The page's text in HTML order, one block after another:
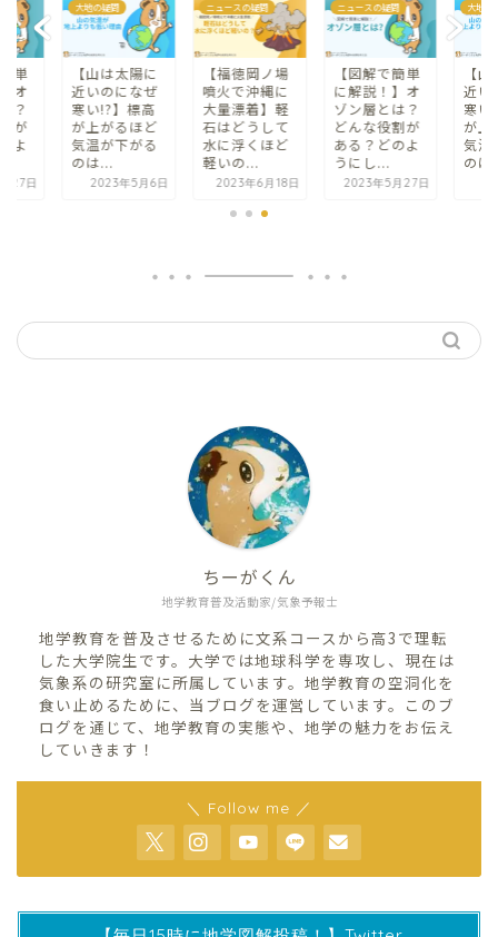
単
オ
？
が
よ
27日
大地の疑問
【山は太陽に
近いのになぜ
寒い!?】標高
が上がるほど
気温が下がる
のは...
2023年5月6日
ニュースの疑問
【福徳岡ノ場
噴火で沖縄に
大量漂着】軽
石はどうして
水に浮くほど
軽いの...
2023年6月18日
ニュースの疑問
【図解で簡単
に解説！】オ
ゾン層とは？
どんな役割が
ある？どのよ
うにし...
2023年5月27日
大地の
【
近い
寒い
が上
気温
のは
地学教育普及活動家/気象予報士
ちーがくん
地学教育を普及させるために文系コースから高3で理転
した大学院生です。大学では地球科学を専攻し、現在は
気象系の研究室に所属しています。地学教育の空洞化を
食い止めるために、当ブログを運営しています。このブ
ログを通じて、地学教育の実態や、地学の魅力をお伝え
していきます！
＼ Follow me ／